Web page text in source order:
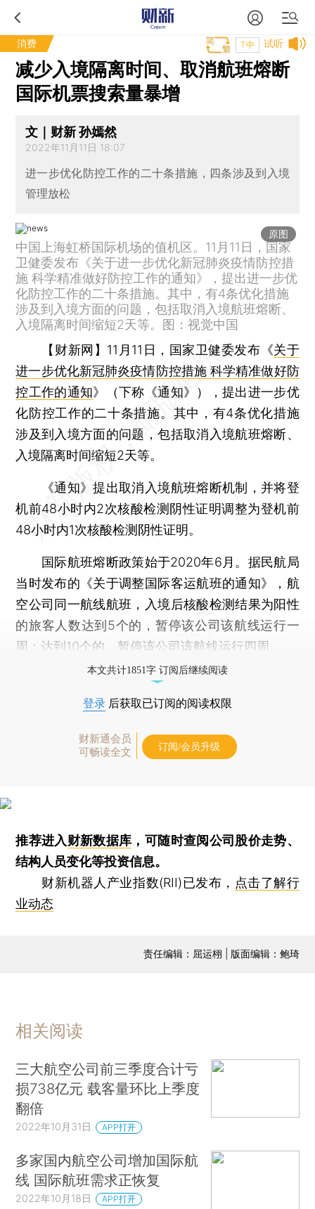
消费 试听
T中
减少入境隔离时间、取消航班熔断
国际机票搜索量暴增
文｜财新 孙嫣然
2022年11月11日 18:07
进一步优化防控工作的二十条措施，四条涉及到入境
管理放松
原图
中国上海虹桥国际机场的值机区。11月11日，国家
卫健委发布《关于进一步优化新冠肺炎疫情防控措
施 科学精准做好防控工作的通知》，提出进一步优
化防控工作的二十条措施。其中，有4条优化措施
涉及到入境方面的问题，包括取消入境航班熔断、
入境隔离时间缩短2天等。图：视觉中国
【财新网】 11月11日，国家卫健委发布《关于
进一步优化新冠肺炎疫情防控措施 科学精准做好防
控工作的通知》（下称《通知》），提出进一步优
化防控工作的二十条措施。其中，有4条优化措施
涉及到入境方面的问题，包括取消入境航班熔断、
入境隔离时间缩短2天等。
《通知》提出取消入境航班熔断机制，并将登
机前48小时内2次核酸检测阴性证明调整为登机前
48小时内1次核酸检测阴性证明。
国际航班熔断政策始于2020年6月。据民航局
当时发布的《关于调整国际客运航班的通知》，航
空公司同一航线航班，入境后核酸检测结果为阳性
的旅客人数达到5个的，暂停该公司该航线运行一
周；达到10个的，暂停该公司该航线运行四周。
本文共计1851字 订阅后继续阅读
登录 后获取已订阅的阅读权限
财新通会员
可畅读全文
订阅/会员升级
推荐进入财新数据库 ，可随时查阅公司股价走势、
结构人员变化等投资信息。
财新机器人产业指数(RII)已发布， 点击了解行
业动态
责任编辑：屈运栩 | 版面编辑：鲍琦
相关阅读
三大航空公司前三季度合计亏
损738亿元 载客量环比上季度
翻倍
2022年10月31日 APP打开
多家国内航空公司增加国际航
线 国际航班需求正恢复
2022年10月18日 APP打开